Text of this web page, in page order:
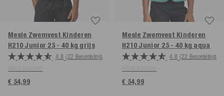
Mesle Zwemvest Kinderen
H210 Junior 25 - 40 kg grijs
4.8 (22 Beoordeling)
€ 54,99
Mesle Zwemvest Kinderen
H210 Junior 25 - 40 kg aqua
4.8 (22 Beoordeling)
€ 54,99